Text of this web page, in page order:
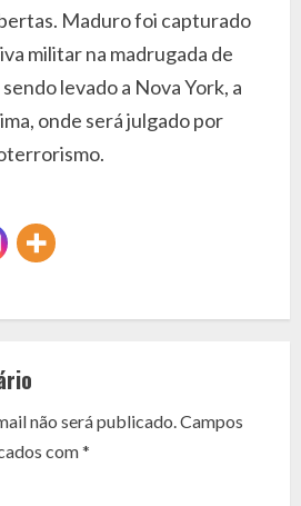
Maduro foi capturado
militar na madrugada de
levado a Nova York, a
onde será julgado por
não será publicado.Campos
com*